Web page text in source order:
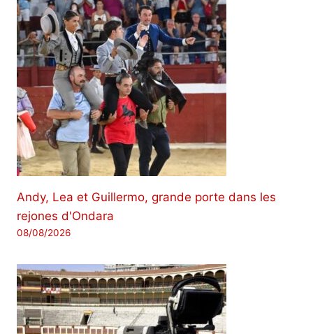
Andy, Lea et Guillermo, grande porte dans les
rejones d'Ondara
08/08/2026